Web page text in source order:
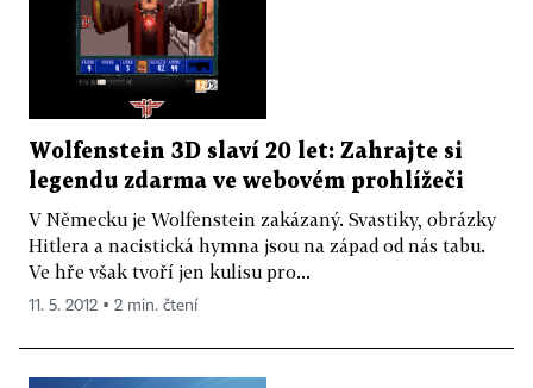
Wolfenstein 3D slaví 20 let: Zahrajte si
legendu zdarma ve webovém prohlížeči
V Německu je Wolfenstein zakázaný. Svastiky, obrázky
Hitlera a nacistická hymna jsou na západ od nás tabu.
Ve hře však tvoří jen kulisu pro...
11. 5. 2012 ▪ 2 min. čtení